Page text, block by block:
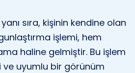
sıra, kişinin kendine olan
işlemi, hem
haline gelmiştir. Bu işlem
uyumlu bir görünüm